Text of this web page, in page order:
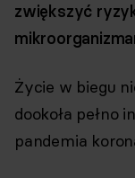
zwiększyć
Życie w biegu
dookoła pełno
pandemia